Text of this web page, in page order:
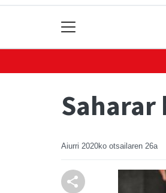
Saharar
Aiurri 2020ko otsailaren 26a